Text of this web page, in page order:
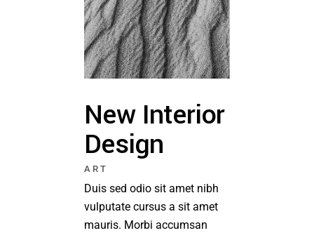
New Interior
Design
ART
Duis sed odio sit amet nibh
vulputate cursus a sit amet
mauris. Morbi accumsan